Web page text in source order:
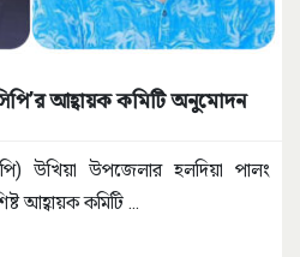
আহ্বায়ক কমিটি অনুমোদন
উখিয়া উপজেলার হলদিয়া পালং
আহ্বায়ক কমিটি ...